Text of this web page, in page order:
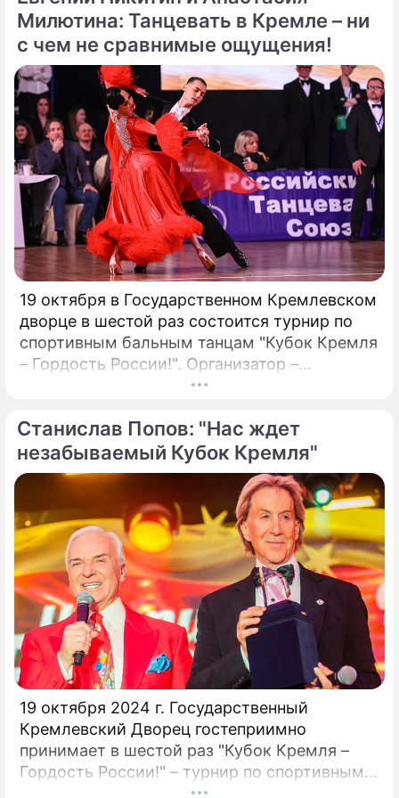
присутствия. Однако наряду с
преимуществами возникают и серьезные
проблемы, особенно в нормативно-
правовой сфере. Понимание этих
препятствий имеет важное значение для
предприятий, рассматривающих
возможность внедрения Биткойна.
Милютина: Танцевать в Кремле – ни
с чем не сравнимые ощущения!
19 октября в Государственном Кремлевском
дворце в шестой раз состоится турнир по
спортивным бальным танцам "Кубок Кремля
– Гордость России!". Организатор –
президент Российского танцевального
народный артист России Станислав Попов.
Станислав Попов: "Нас ждет
незабываемый Кубок Кремля"
19 октября 2024 г. Государственный
Кремлевский Дворец гостеприимно
принимает в шестой раз "Кубок Кремля –
Гордость России!" – турнир по спортивным
бальным танцам! Кубок Кремля – главный